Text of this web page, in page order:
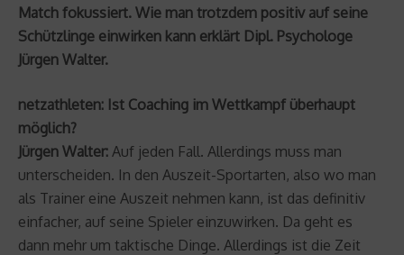
Match fokussiert. Wie man trotzdem positiv auf seine
Schützlinge einwirken kann erklärt Dipl. Psychologe
Jürgen Walter.
netzathleten: Ist Coaching im Wettkampf überhaupt
möglich?
Jürgen Walter: Auf jeden Fall. Allerdings muss man
unterscheiden. In den Auszeit-Sportarten, also wo man
als Trainer eine Auszeit nehmen kann, ist das definitiv
einfacher, auf seine Spieler einzuwirken. Da geht es
dann mehr um taktische Dinge. Allerdings ist die Zeit